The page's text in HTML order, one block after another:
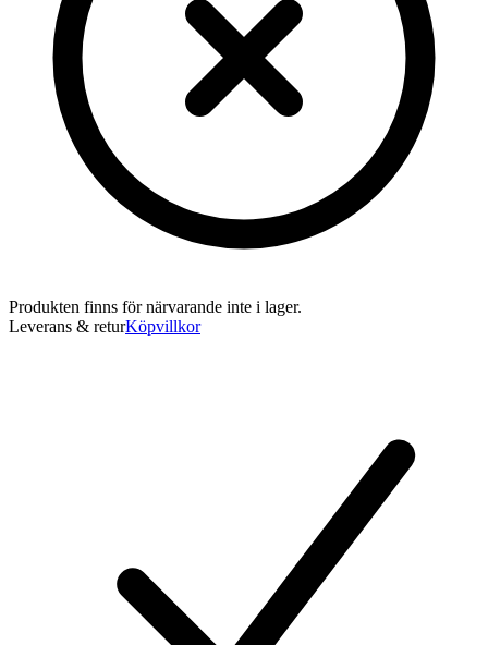
Produkten finns för närvarande inte i lager.
Leverans & returKöpvillkor